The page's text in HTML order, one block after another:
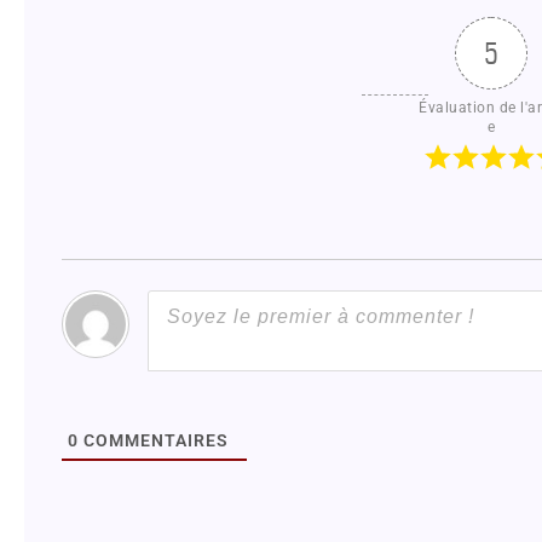
5
Évaluation de
e
0 COMMENTAIRES